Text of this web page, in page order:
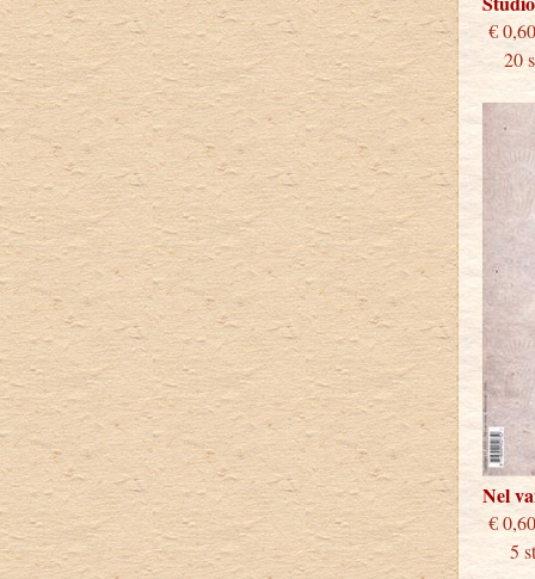
20
Nel
5